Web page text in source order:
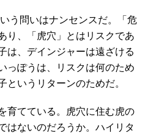
う問いはナンセンスだ。「危
り、「虎穴」とはリスクであ
は、デインジャーは遠ざける
っぽうは、リスクは何のため
というリターンのためだ。
育てている。虎穴に住む虎の
はないのだろうか。ハイリタ